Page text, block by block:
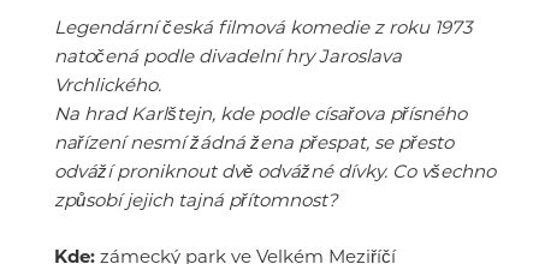
Legendární česká filmová komedie z roku 1973
natočená podle divadelní hry Jaroslava
Vrchlického.
Na hrad Karlštejn, kde podle císařova přísného
nařízení nesmí žádná žena přespat, se přesto
odváží proniknout dvě odvážné dívky. Co všechno
způsobí jejich tajná přítomnost?
Kde: zámecký park ve Velkém Meziříčí